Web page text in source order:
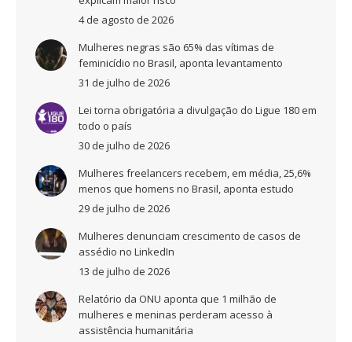
4 de agosto de 2026
Mulheres negras são 65% das vítimas de
feminicídio no Brasil, aponta levantamento
31 de julho de 2026
Lei torna obrigatória a divulgação do Ligue 180 em
todo o país
30 de julho de 2026
Mulheres freelancers recebem, em média, 25,6%
menos que homens no Brasil, aponta estudo
29 de julho de 2026
Mulheres denunciam crescimento de casos de
assédio no LinkedIn
13 de julho de 2026
Relatório da ONU aponta que 1 milhão de
mulheres e meninas perderam acesso à
assistência humanitária